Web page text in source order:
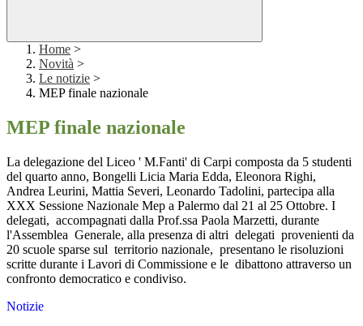
Home >
Novità >
Le notizie >
MEP finale nazionale
MEP finale nazionale
La delegazione del Liceo ' M.Fanti' di Carpi composta da 5 studenti
del quarto anno, Bongelli Licia Maria Edda, Eleonora Righi,
Andrea Leurini, Mattia Severi, Leonardo Tadolini, partecipa alla
XXX Sessione Nazionale Mep a Palermo dal 21 al 25 Ottobre. I
delegati, accompagnati dalla Prof.ssa Paola Marzetti, durante
l'Assemblea Generale, alla presenza di altri delegati provenienti da
20 scuole sparse sul territorio nazionale, presentano le risoluzioni
scritte durante i Lavori di Commissione e le dibattono attraverso un
confronto democratico e condiviso.
Notizie